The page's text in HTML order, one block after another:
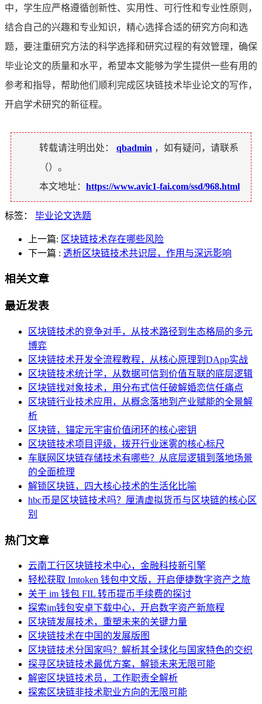
中，学生应严格遵循创新性、实用性、可行性和专业性原则，
结合自己的兴趣和专业知识，精心选择合适的研究方向和选
题，要注重研究方法的科学选择和研究过程的有效管理，确保
毕业论文的质量和水平，希望本文能够为学生提供一些有用的
参考和指导，帮助他们顺利完成区块链技术毕业论文的写作，
开启学术研究的新征程。
转载请注明出处： qbadmin ，如有疑问，请联系
（）。
本文地址： https://www.avic1-fai.com/ssd/968.html
标签： 毕业论文选题
上一篇: 区块链技术存在哪些风险
下一篇 : 透析区块链技术共识层，作用与深远影响
相关文章
最近发表
区块链技术的竞争对手，从技术路径到生态格局的多元
博弈
区块链技术开发全流程教程，从核心原理到DApp实战
区块链技术统计学，从数据可信到价值互联的底层逻辑
区块链找对象技术，用分布式信任破解婚恋信任痛点
区块链行业技术应用，从概念落地到产业赋能的全景解
析
区块链，锚定元宇宙价值闭环的核心密钥
区块链技术项目评级，拨开行业迷雾的核心标尺
车联网区块链存储技术有哪些？从底层逻辑到落地场景
的全面梳理
解锁区块链，四大核心技术的生活化比喻
hbc币是区块链技术吗？厘清虚拟货币与区块链的核心区
别
热门文章
云南工行区块链技术中心，金融科技新引擎
轻松获取 Imtoken 钱包中文版，开启便捷数字资产之旅
关于 im 钱包 FIL 转币提币手续费的探讨
探索im钱包安卓下载中心，开启数字资产新旅程
区块链发展技术，重塑未来的关键力量
区块链技术在中国的发展版图
区块链技术分国家吗？解析其全球化与国家特色的交织
探寻区块链技术最优方案，解锁未来无限可能
解密区块链技术员，工作职责全解析
探索区块链非技术职业方向的无限可能